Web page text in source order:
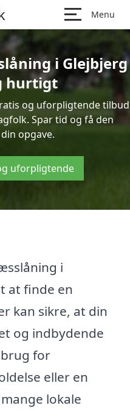
Menu
i Glejbjerg
hurtigt
og uforpligtende tilbud
Spar tid og få den
opgave.
uforpligtende
i
at finde en
kan sikre, at din
og indbydende
for
eller en
lokale